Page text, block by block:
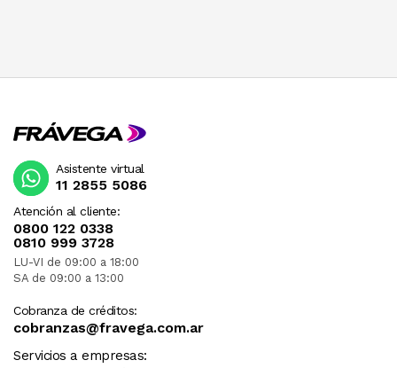
Atención al cliente:
0800 122 0338
0810 999 3728
LU-VI de 09:00 a 18:00
SA de 09:00 a 13:00
Cobranza de créditos:
cobranzas@fravega.com.ar
Servicios a empresas:
Asistente virtual
11 2855 5086